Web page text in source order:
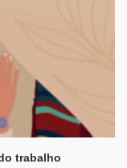
trabalho